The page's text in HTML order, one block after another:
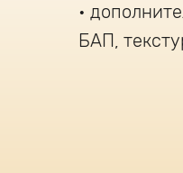
БАП,